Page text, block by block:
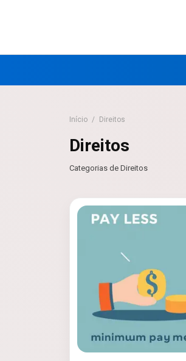
Início / Direitos
Direitos
Categorias de Direitos